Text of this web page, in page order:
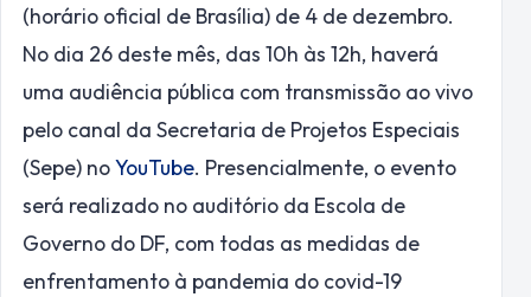
(horário oficial de Brasília) de 4 de dezembro.
No dia 26 deste mês, das 10h às 12h, haverá
uma audiência pública com transmissão ao vivo
pelo canal da Secretaria de Projetos Especiais
(Sepe) noYouTube. Presencialmente, o evento
será realizado no auditório da Escola de
Governo do DF, com todas as medidas de
enfrentamento à pandemia do covid-19